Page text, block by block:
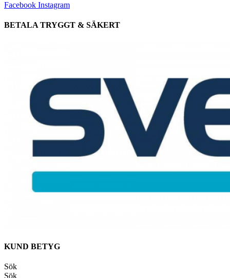
Facebook Instagram
BETALA TRYGGT & SÄKERT
KUND BETYG
Sök
Sök